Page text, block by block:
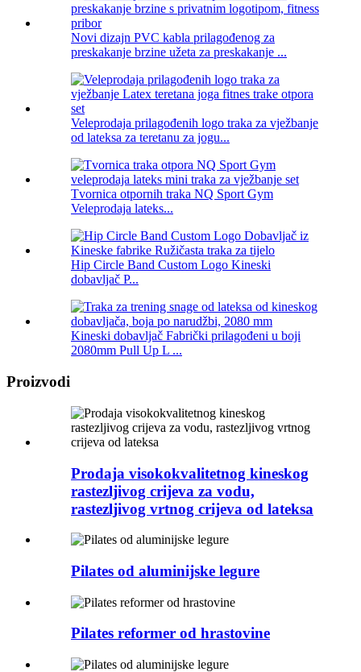
Novi dizajn PVC kabla prilagođenog za
preskakanje brzine užeta za preskakanje ...
Veleprodaja prilagođenih logo traka za vježbanje
od lateksa za teretanu za jogu...
Tvornica otpornih traka NQ Sport Gym
Veleprodaja lateks...
Hip Circle Band Custom Logo Kineski
dobavljač P...
Kineski dobavljač Fabrički prilagođeni u boji
2080mm Pull Up L ...
Proizvodi
Prodaja visokokvalitetnog kineskog
rastezljivog crijeva za vodu,
rastezljivog vrtnog crijeva od lateksa
Pilates od aluminijske legure
Pilates reformer od hrastovine